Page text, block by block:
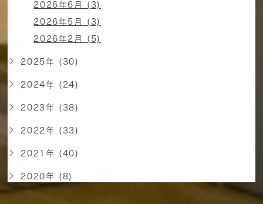
2026年6月 (3)
2026年5月 (3)
2026年2月 (5)
2025年 (30)
2024年 (24)
2023年 (38)
2022年 (33)
2021年 (40)
2020年 (8)